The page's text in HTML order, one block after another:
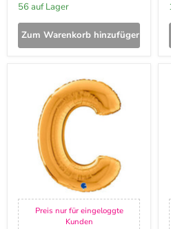
56 auf Lager
Zum Warenkorb hinzufügen
Riesenbuchstabe
Folienballon
26"/66cm
Preis nur für eingeloggte
Kunden